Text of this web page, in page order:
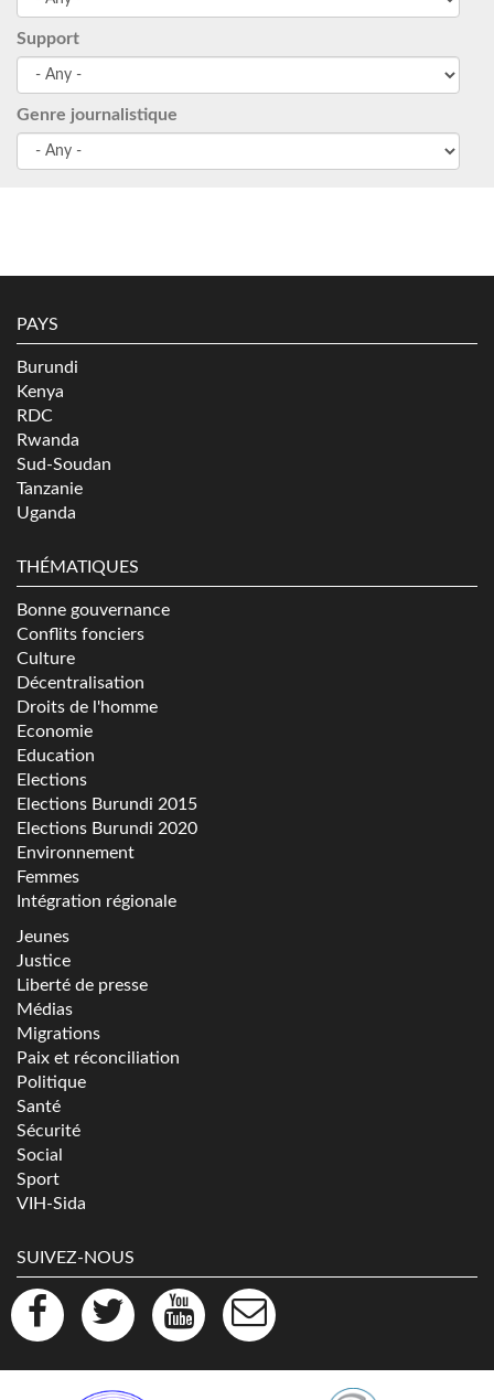
Support
Genre journalistique
PAYS
Burundi
Kenya
RDC
Rwanda
Sud-Soudan
Tanzanie
Uganda
THÉMATIQUES
Bonne gouvernance
Conflits fonciers
Culture
Décentralisation
Droits de l'homme
Economie
Education
Elections
Elections Burundi 2015
Elections Burundi 2020
Environnement
Femmes
Intégration régionale
Jeunes
Justice
Liberté de presse
Médias
Migrations
Paix et réconciliation
Politique
Santé
Sécurité
Social
Sport
VIH-Sida
SUIVEZ-NOUS